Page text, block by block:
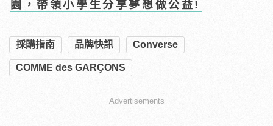
園，帶領小學生分享夢想做公益!
採購指南 品牌快訊 Converse
COMME des GARÇONS
Advertisements